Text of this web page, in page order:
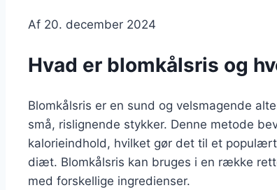
Af 20. december 2024
Hvad er blomkålsris og
Blomkålsris er en sund og velsmagende
små, rislignende stykker. Denne metode
kalorieindhold, hvilket gør det til et
diæt. Blomkålsris kan bruges i en række
med forskellige ingredienser.